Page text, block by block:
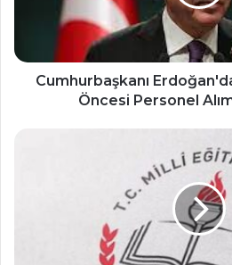
Personel
Açıklaması
Cumhurbaşkanı
Öncesi Personel